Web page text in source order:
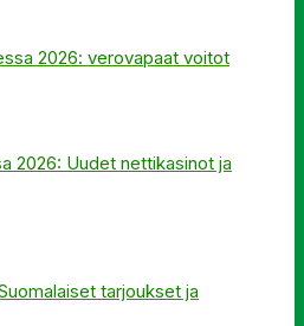
2026: verovapaat voitot
2026: Uudet nettikasinot ja
tarjoukset ja